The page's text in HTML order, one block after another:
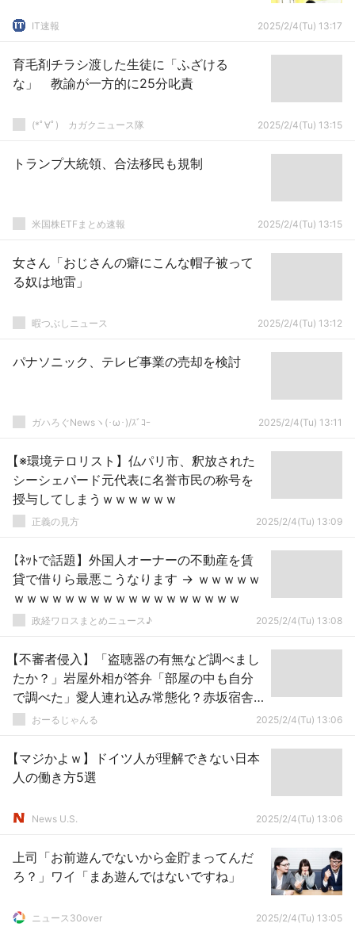
IT速報 2025/2/4(Tu) 13:17
育毛剤チラシ渡した生徒に「ふざける
な」 教諭が一方的に25分叱責
(*ﾟ∀ﾟ)ゞカガクニュース隊 2025/2/4(Tu) 13:15
トランプ大統領、合法移民も規制
米国株ETFまとめ速報 2025/2/4(Tu) 13:15
女さん「おじさんの癖にこんな帽子被って
る奴は地雷」
暇つぶしニュース 2025/2/4(Tu) 13:12
パナソニック、テレビ事業の売却を検討
ガハろぐNewsヽ(･ω･)/ｽﾞｺｰ 2025/2/4(Tu) 13:11
【※環境テロリスト】仏パリ市、釈放された
シーシェパード元代表に名誉市民の称号を
授与してしまうｗｗｗｗｗｗ
正義の見方 2025/2/4(Tu) 13:09
【ﾈｯﾄで話題】外国人オーナーの不動産を賃
貸で借りら最悪こうなります → ｗｗｗｗｗ
ｗｗｗｗｗｗｗｗｗｗｗｗｗｗｗｗｗｗ
政経ワロスまとめニュース♪ 2025/2/4(Tu) 13:08
【不審者侵入】「盗聴器の有無など調べまし
たか？」岩屋外相が答弁「部屋の中も自分
で調べた」愛人連れ込み常態化？赤坂宿舎
に連絡済みだった
おーるじゃんる 2025/2/4(Tu) 13:06
【マジかよｗ】ドイツ人が理解できない日本
人の働き方5選
News U.S. 2025/2/4(Tu) 13:06
上司「お前遊んでないから金貯まってんだ
ろ？」ワイ「まあ遊んではないですね」
ニュース30over 2025/2/4(Tu) 13:05